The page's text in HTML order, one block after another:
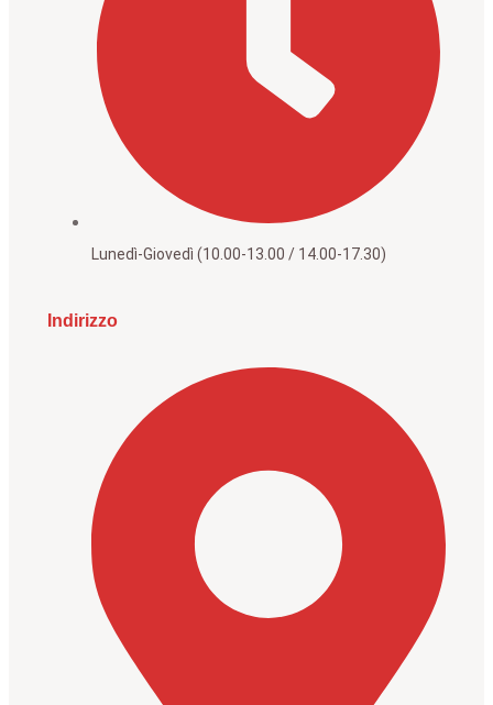
Lunedì-Giovedì (10.00-13.00 / 14.00-17.30)
Indirizzo